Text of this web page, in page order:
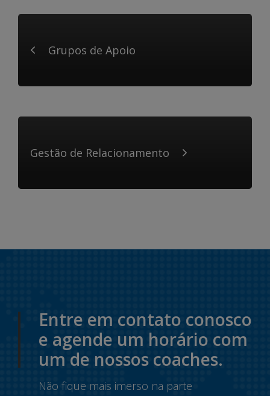
Grupos de Apoio
Gestão de Relacionamento
Entre em contato conosco
e agende um horário com
um de nossos coaches.
Não fique mais imerso na parte